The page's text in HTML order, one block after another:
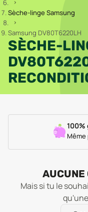
Sèche-linge Samsung
Samsung DV80T6220LH
SÈCHE-
AUCUNE
Mais si tu le